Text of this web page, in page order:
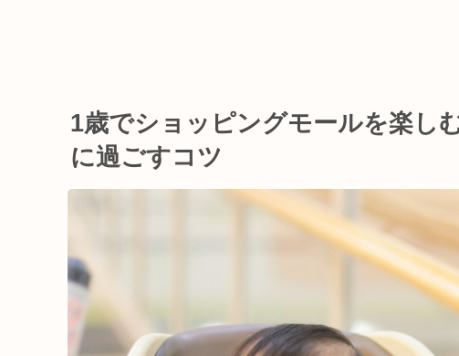
1歳でショッピングモールを楽し
に過ごすコツ